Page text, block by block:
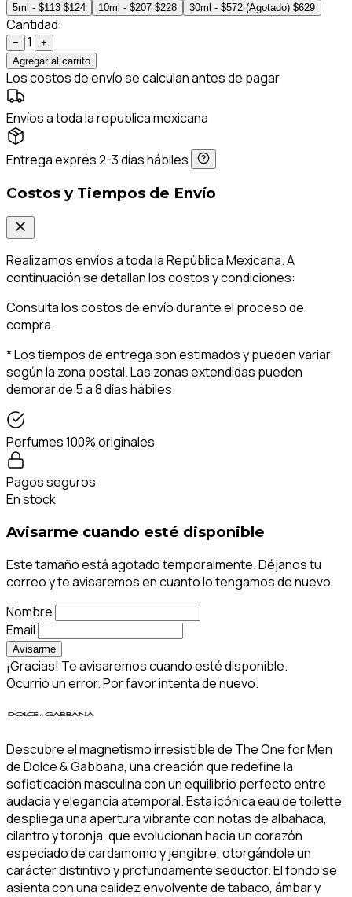
5ml - $113 $124 10ml - $207 $228 30ml - $572 (Agotado) $629
Cantidad:
− 1
+
Agregar al carrito
Los costos de envío se calculan antes de pagar
Envíos a toda la republica mexicana
Entrega exprés 2-3 días hábiles
Costos y Tiempos de Envío
Realizamos envíos a toda la República Mexicana. A
continuación se detallan los costos y condiciones:
Consulta los costos de envío durante el proceso de
compra.
* Los tiempos de entrega son estimados y pueden variar
según la zona postal. Las zonas extendidas pueden
demorar de 5 a 8 días hábiles.
Perfumes 100% originales
Pagos seguros
En stock
Avisarme cuando esté disponible
Este tamaño está agotado temporalmente. Déjanos tu
correo y te avisaremos en cuanto lo tengamos de nuevo.
Nombre
Email
Avisarme
¡Gracias! Te avisaremos cuando esté disponible.
Ocurrió un error. Por favor intenta de nuevo.
Descubre el magnetismo irresistible de The One for Men
de Dolce & Gabbana, una creación que redefine la
sofisticación masculina con un equilibrio perfecto entre
audacia y elegancia atemporal. Esta icónica eau de toilette
despliega una apertura vibrante con notas de albahaca,
cilantro y toronja, que evolucionan hacia un corazón
especiado de cardamomo y jengibre, otorgándole un
carácter distintivo y profundamente seductor. El fondo se
asienta con una calidez envolvente de tabaco, ámbar y